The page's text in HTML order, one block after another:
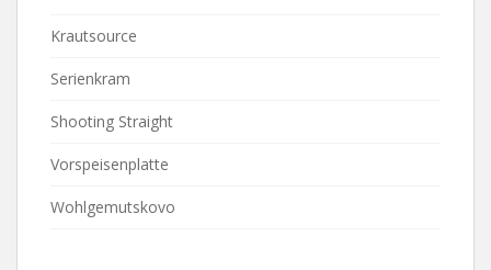
Krautsource
Serienkram
Shooting Straight
Vorspeisenplatte
Wohlgemutskovo